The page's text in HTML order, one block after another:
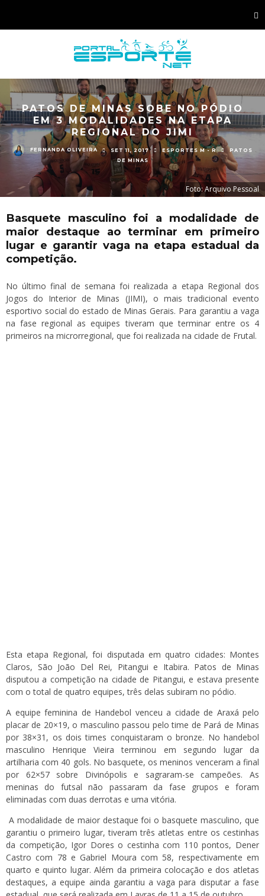
PATOS DE MINAS SOBE NO PÓDIO
EM 3 MODALIDADES NA ETAPA
REGIONAL DO JIMI
FERNANDA OLIVEIRA SET 11, 2017 ESPORTES M - R
PATOS
DE MINAS
Foto: Arquivo Pessoal
Basquete masculino foi a modalidade de
maior destaque ao terminar em primeiro
lugar e garantir vaga na etapa estadual da
competição.
No último final de semana foi realizada a etapa Regional dos
Jogos do Interior de Minas (JIMI), o mais tradicional evento
esportivo social do estado de Minas Gerais. Para garantiu a vaga
na fase regional as equipes tiveram que terminar entre os 4
primeiros na microrregional, que foi realizada na cidade de Frutal.
Esta etapa Regional, foi disputada em quatro cidades: Montes
Claros, São João Del Rei, Pitangui e Itabira. Patos de Minas
disputou a competição na cidade de Pitangui, e estava presente
com o total de quatro equipes, três delas subiram no pódio.
A equipe feminina de Handebol venceu a cidade de Araxá pelo
placar de 20×19, o masculino passou pelo time de Pará de Minas
por 38×31, os dois times conquistaram o bronze. No handebol
masculino Henrique Vieira terminou em segundo lugar da
artilharia com 40 gols. No basquete, os meninos venceram a final
por 62×57 sobre Divinópolis e sagraram-se campeões. As
meninas do futsal não passaram da fase grupos e foram
eliminadas com duas derrotas e uma vitória.
A modalidade de maior destaque foi o basquete masculino, que
garantiu o primeiro lugar, tiveram três atletas entre os cestinhas
da competição, Igor Dores o cestinha com 110 pontos, Dener
Castro com 78 e Gabriel Moura com 58, respectivamente em
quarto e quinto lugar. Além da primeira colocação e dos atletas
destaques, a equipe ainda garantiu a vaga para disputar a fase